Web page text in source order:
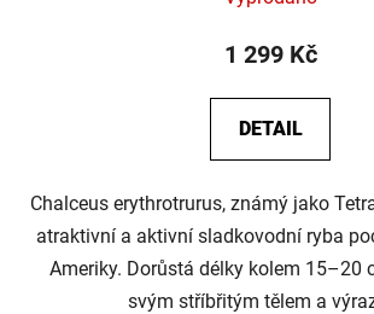
1 299 Kč
DETAIL
Chalceus erythrotrurus, známý jako
atraktivní a aktivní sladkovodní ryba
Ameriky. Dorůstá délky kolem 15–20
svým stříbřitým tělem a